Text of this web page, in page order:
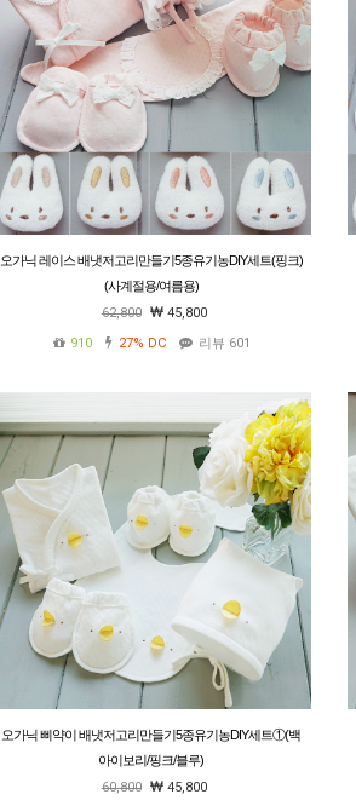
오가닉 레이스 배냇저고리만들기5종유기농DIY세트(핑크)
(사계절용/여름용)
62,800
45,800
910
27% DC 리뷰 601
오가닉 삐약이 배냇저고리만들기5종유기농DIY세트①(백
아이보리/핑크/블루)
60,800
45,800